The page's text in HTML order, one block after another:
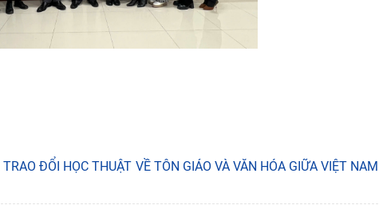
ĐỔI HỌC THUẬT VỀ TÔN GIÁO VÀ VĂN HÓA GIỮA VIỆT